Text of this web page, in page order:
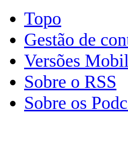
Topo
Gestão de
Versões
Sobre o RSS
Sobre os